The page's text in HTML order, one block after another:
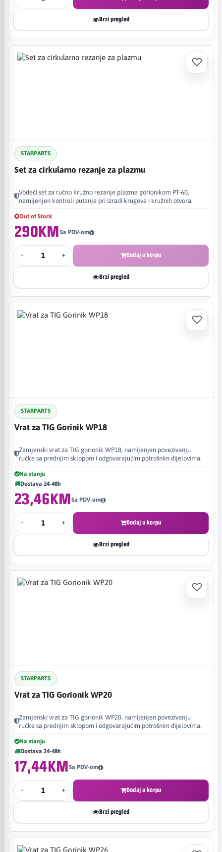
Brzi pregled
STARPARTS
Set za cirkularno rezanje za plazmu
Vodeći set za ručno kružno rezanje plazma gorionikom PT-60,
namijenjen kontroli putanje pri izradi krugova i kružnih otvora.
Out of Stock
290KM Sa PDV-om
- + Dodaj u korpu
Brzi pregled
STARPARTS
Vrat za TIG Gorinik WP18
Zamjenski vrat za TIG gorionik WP18, namijenjen povezivanju
ručke sa prednjim sklopom i odgovarajućim potrošnim dijelovima.
Na stanju
Dostava 24-48h
23,46KMSa PDV-om
- + Dodaj u korpu
Brzi pregled
STARPARTS
Vrat za TIG Gorionik WP20
Zamjenski vrat za TIG gorionik WP20, namijenjen povezivanju
ručke sa prednjim sklopom i odgovarajućim potrošnim dijelovima.
Na stanju
Dostava 24-48h
17,44KMSa PDV-om
- + Dodaj u korpu
Brzi pregled